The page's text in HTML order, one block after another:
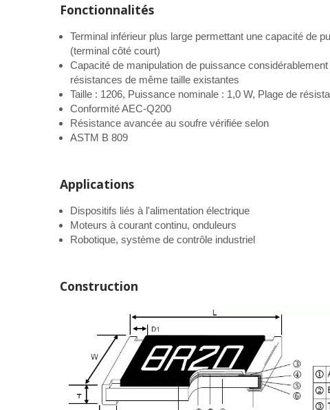
Fonctionnalités
Terminal inférieur plus large permettant une capacité de
(terminal côté court)
Capacité de manipulation de puissance
résistances de même taille existantes
Taille : 1206, Puissance nominale : 1,0 W, Plage de
Conformité AEC-Q200
Résistance avancée au soufre vérifiée selon
ASTM B 809
Applications
Dispositifs liés à l'alimentation électrique
Moteurs à courant continu, onduleurs
Robotique, système de contrôle industriel
Construction